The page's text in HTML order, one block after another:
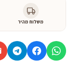
משלוח מהיר